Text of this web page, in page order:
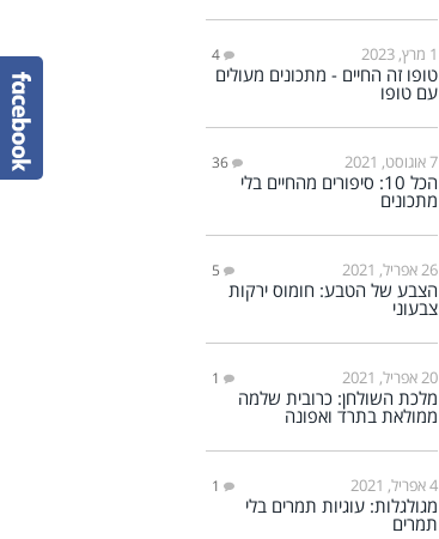
1 מרץ, 2023 4
טופו זה החיים - מתכונים מעולים
עם טופו
7 אוגוסט, 2021 36
הכל 10: סיפורים מהחיים בלי
מתכונים
26 אפריל, 2021 5
הצבע של הטבע: חומוס ירקות
צבעוני
20 אפריל, 2021 1
מלכת השולחן: כרובית שלמה
ממולאת בתרד ואפונה
4 אפריל, 2021 1
מגולגלות: עוגיות תמרים בלי
תמרים